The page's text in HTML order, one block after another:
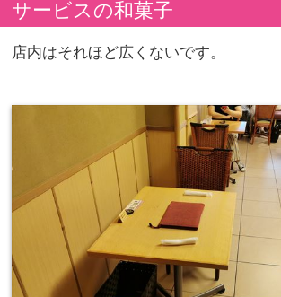
サービスの和菓子
店内はそれほど広くないです。